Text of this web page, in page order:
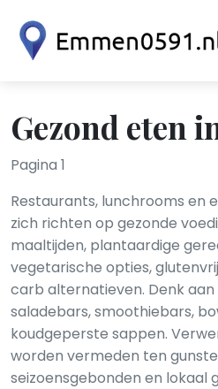
Gezond eten
Pagina 1
Restaurants, lunchrooms en
zich richten op gezonde
maaltijden, plantaardige
vegetarische opties,
carb alternatieven. Denk
saladebars, smoothiebars,
koudgeperste sappen.
worden vermeden ten
seizoensgebonden en lokaal